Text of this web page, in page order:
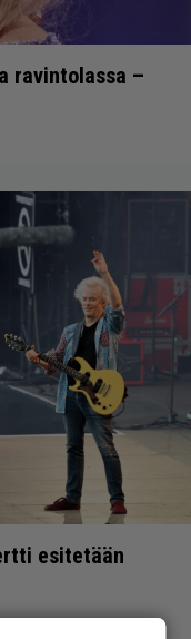
ravintolassa –
esitetään